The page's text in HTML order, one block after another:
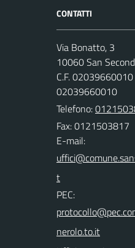
CONTATTI
Via Bonatto, 3
10060 San
C.F.
02039660010
Telefono:
Fax: 0121503817
E-mail:
PEC: